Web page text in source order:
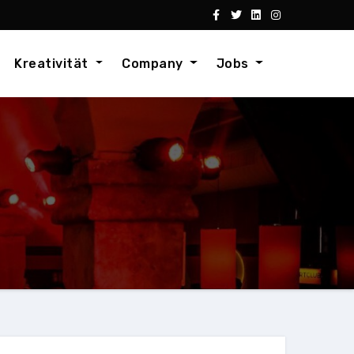
Kreativität Company Jobs